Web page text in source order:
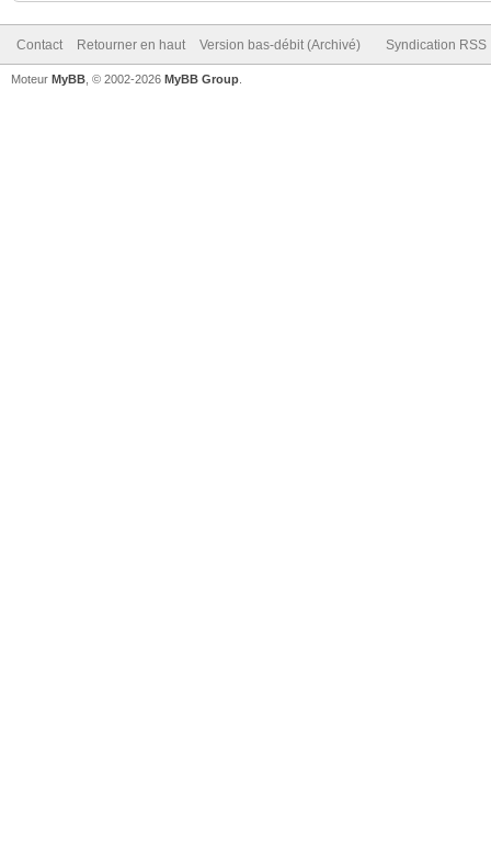
Contact Retourner en haut Version bas-débit (Archivé) Syndication RSS
Moteur MyBB , © 2002-2026 MyBB Group